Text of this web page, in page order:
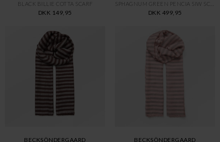
BLACK BILLIE COTTA SCARF
DKK 149,95 DKK 499,95
BECKSÖNDERGAARD BECKSÖNDERGAARD